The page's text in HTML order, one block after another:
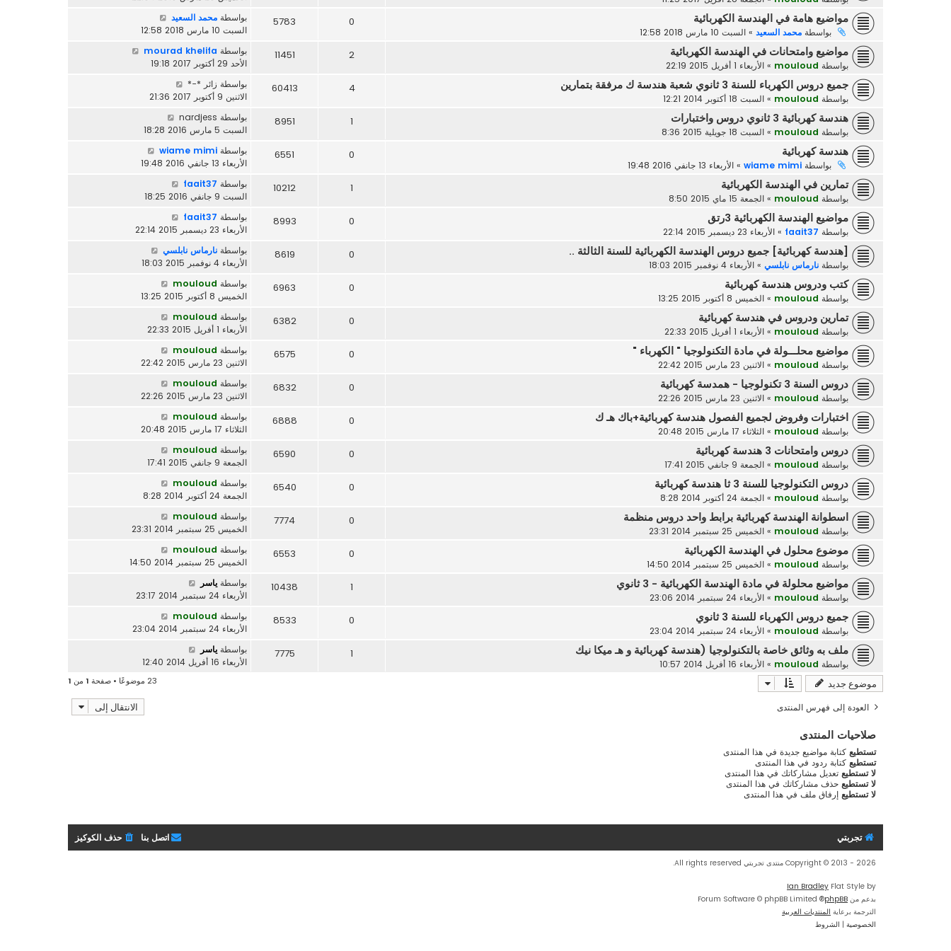
مواضيع هامة في الهندسة الكهربائية
بواسطة محمد السعيد » السبت 10 مارس 2018 12:58
0
5783 بواسطة محمد السعيد
السبت 10 مارس 2018 12:58
مواضيع وامتحانات في الهندسة الكهربائية
بواسطة mouloud
» الأربعاء 1 أفريل 2015 22:19
2
11451 بواسطة mourad khelifa
الأحد 29 أكتوبر 2017 19:18
جميع دروس الكهرباء للسنة 3 ثانوي شعبة هندسة ك مرفقة بتمارين
بواسطة mouloud
» السبت 18 أكتوبر 2014 12:21
4
60413 بواسطة زائر *-*
الاثنين 9 أكتوبر 2017 21:36
هندسة كهربائية 3 ثانوي دروس واختبارات
بواسطة mouloud
» السبت 18 جويلية 2015 8:36
1
8951 بواسطة nardjess
السبت 5 مارس 2016 18:28
هندسة كهربائية
بواسطة wiame mimi
» الأربعاء 13 جانفي 2016 19:48
0
6551 بواسطة wiame mimi
الأربعاء 13 جانفي 2016 19:48
تمارين في الهندسة الكهربائية
بواسطة mouloud
» الجمعة 15 ماي 2015 8:50
1
10212 بواسطة faait37
السبت 9 جانفي 2016 18:25
مواضيع الهندسة الكهربائية 3رتق
بواسطة faait37
» الأربعاء 23 ديسمبر 2015 22:14
0
8993 بواسطة faait37
الأربعاء 23 ديسمبر 2015 22:14
[هندسة كهربائية] جميع دروس الهندسة الكهربائية للسنة الثالثة ..
بواسطة نارماس نابلسي » الأربعاء 4 نوفمبر 2015 18:03
0
8619 بواسطة نارماس نابلسي
الأربعاء 4 نوفمبر 2015 18:03
كتب ودروس هندسة كهربائية
بواسطة mouloud
» الخميس 8 أكتوبر 2015 13:25
0
6963 بواسطة mouloud
الخميس 8 أكتوبر 2015 13:25
تمارين ودروس في هندسة كهربائية
بواسطة mouloud
» الأربعاء 1 أفريل 2015 22:33
0
6382 بواسطة mouloud
الأربعاء 1 أفريل 2015 22:33
مواضيع محلـــولة في مادة التكنولوجيا " الكهرباء "
بواسطة mouloud
» الاثنين 23 مارس 2015 22:42
0
6575 بواسطة mouloud
الاثنين 23 مارس 2015 22:42
دروس السنة 3 تكنولوجيا - همدسة كهربائية
بواسطة mouloud
» الاثنين 23 مارس 2015 22:26
0
6832 بواسطة mouloud
الاثنين 23 مارس 2015 22:26
اختبارات وفروض لجميع الفصول هندسة كهربائية+باك هـ ك
بواسطة mouloud
» الثلاثاء 17 مارس 2015 20:48
0
6888 بواسطة mouloud
الثلاثاء 17 مارس 2015 20:48
دروس وامتحانات 3 هندسة كهربائية
بواسطة mouloud
» الجمعة 9 جانفي 2015 17:41
0
6590 بواسطة mouloud
الجمعة 9 جانفي 2015 17:41
دروس التكنولوجيا للسنة 3 ثا هندسة كهربائية
بواسطة mouloud
» الجمعة 24 أكتوبر 2014 8:28
0
6540 بواسطة mouloud
الجمعة 24 أكتوبر 2014 8:28
اسطوانة الهندسة كهربائية برابط واحد دروس منظمة
بواسطة mouloud
» الخميس 25 سبتمبر 2014 23:31
0
7774 بواسطة mouloud
الخميس 25 سبتمبر 2014 23:31
موضوع محلول في الهندسة الكهربائية
بواسطة mouloud
» الخميس 25 سبتمبر 2014 14:50
0
6553 بواسطة mouloud
الخميس 25 سبتمبر 2014 14:50
مواضيع محلولة في مادة الهندسة الكهربائية - 3 ثانوي
بواسطة mouloud
» الأربعاء 24 سبتمبر 2014 23:06
1
10438 بواسطة ياسر
الأربعاء 24 سبتمبر 2014 23:17
جميع دروس الكهرباء للسنة 3 ثانوي
بواسطة mouloud
» الأربعاء 24 سبتمبر 2014 23:04
0
8533 بواسطة mouloud
الأربعاء 24 سبتمبر 2014 23:04
ملف به وثائق خاصة بالتكنولوجيا (هندسة كهربائية و هـ ميكا نيك
بواسطة mouloud
» الأربعاء 16 أفريل 2014 10:57
1
7775 بواسطة ياسر
الأربعاء 16 أفريل 2014 12:40
موضوع جديد 23 موضوعًا • صفحة 1 من 1
العودة إلى فهرس المنتدى الانتقال إلى
صلاحيات المنتدى
تستطيع كتابة مواضيع جديدة في هذا المنتدى
تستطيع كتابة ردود في هذا المنتدى
لا تستطيع تعديل مشاركاتك في هذا المنتدى
لا تستطيع حذف مشاركاتك في هذا المنتدى
لا تستطيع إرفاق ملف في هذا المنتدى
تجربتي حذف الكوكيز اتصل بنا
Copyright © 2013 - 2026 منتدى تجربتي All rights reserved.
Flat Style by
Ian Bradley
بدعم من phpBB
® Forum Software © phpBB Limited
الترجمة برعاية المنتديات العربية
الخصوصية | الشروط